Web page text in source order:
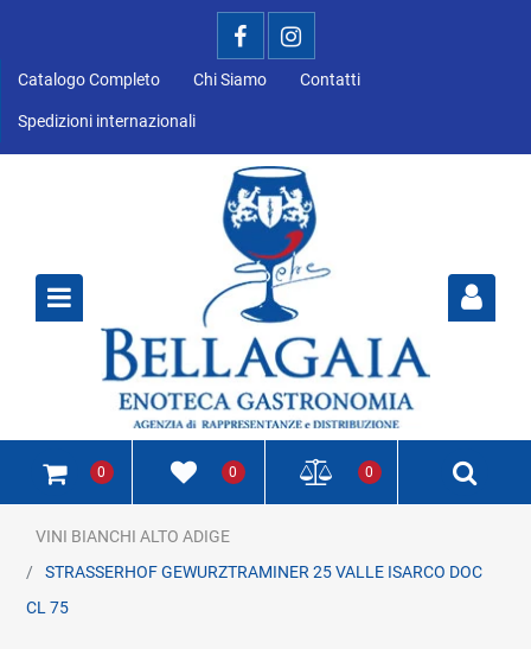
Catalogo Completo Chi Siamo Contatti
Spedizioni internazionali
0 0 0
VINI BIANCHI ALTO ADIGE
STRASSERHOF GEWURZTRAMINER 25 VALLE ISARCO DOC
CL 75